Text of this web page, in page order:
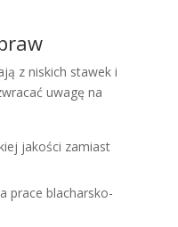
z niskich stawek i
uwagę na
jakości zamiast
prace blacharsko-